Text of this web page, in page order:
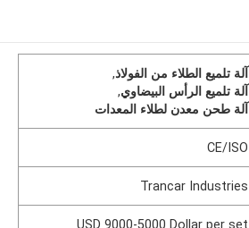
آلة تلميع الطلاء من الفولاذ,
آلة تلميع الرأس البيضاوي,
آلة طحن معدن لطلاء المعدات
CE/ISO
Trancar Industries
USD 9000-5000 Dollar per set